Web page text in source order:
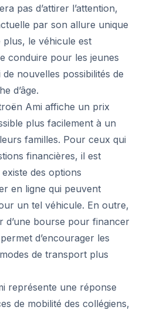
pas d’attirer l’attention,
par son allure unique
plus, le véhicule est
conduire pour les jeunes
nouvelles possibilités de
d’âge.
Ami affiche un prix
plus facilement à un
familles. Pour ceux qui
financières, il est
des options
en ligne qui peuvent
un tel véhicule. En outre,
d’une bourse pour financer
d’encourager les
de transport plus
représente une réponse
de mobilité des collégiens,